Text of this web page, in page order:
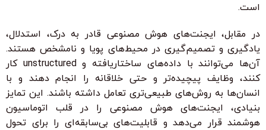
است.
در مقابل، ایجنت‌های هوش مصنوعی قادر به درک، استدلال،
یادگیری و تصمیم‌گیری در محیط‌های پویا و نامشخص هستند.
آن‌ها می‌توانند با داده‌های ساختاریافته و unstructured کار
کنند، وظایف پیچیده‌تر و حتی خلاقانه را انجام دهند و با
انسان‌ها به روش‌های طبیعی‌تری تعامل داشته باشند. این تمایز
بنیادی، ایجنت‌های هوش مصنوعی را در قلب اتوماسیون
هوشمند قرار می‌دهد و قابلیت‌های بی‌سابقه‌ای را برای تحول